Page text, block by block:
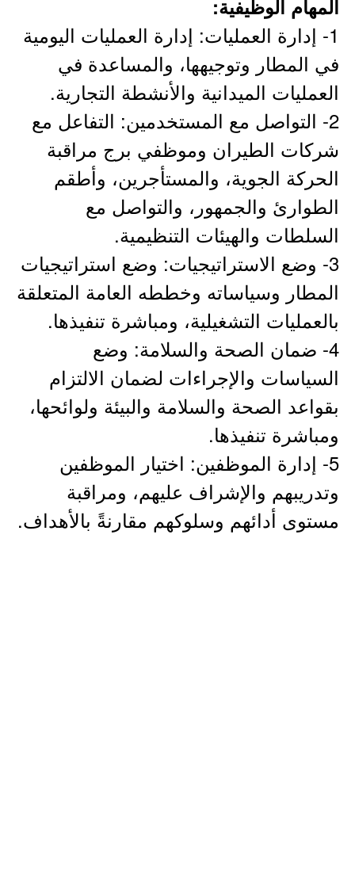
المهام الوظيفية:
1- إدارة العمليات: إدارة العمليات اليومية
في المطار وتوجيهها، والمساعدة في
العمليات الميدانية والأنشطة التجارية.
2- التواصل مع المستخدمين: التفاعل مع
شركات الطيران وموظفي برج مراقبة
الحركة الجوية، والمستأجرين، وأطقم
الطوارئ والجمهور، والتواصل مع
السلطات والهيئات التنظيمية.
3- وضع الاستراتيجيات: وضع استراتيجيات
المطار وسياساته وخططه العامة المتعلقة
بالعمليات التشغيلية، ومباشرة تنفيذها.
4- ضمان الصحة والسلامة: وضع
السياسات والإجراءات لضمان الالتزام
بقواعد الصحة والسلامة والبيئة ولوائحها،
ومباشرة تنفيذها.
5- إدارة الموظفين: اختيار الموظفين
وتدريبهم والإشراف عليهم، ومراقبة
مستوى أدائهم وسلوكهم مقارنةً بالأهداف.